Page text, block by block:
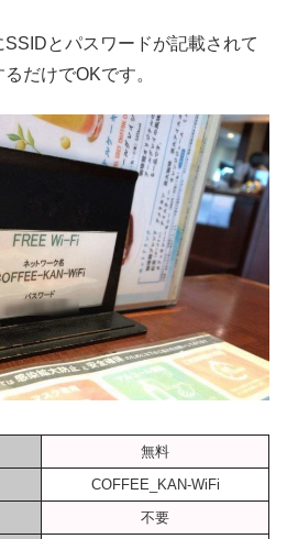
とパスワードが記載されて
だけでOKです。
無料
COFFEE_KAN-WiFi
不要